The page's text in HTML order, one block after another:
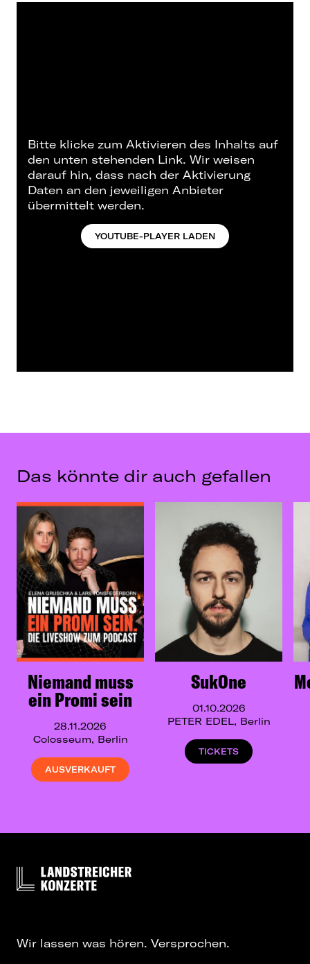
Bitte klicke zum Aktivieren des Inhalts auf
den unten stehenden Link. Wir weisen
darauf hin, dass nach der Aktivierung
Daten an den jeweiligen Anbieter
übermittelt werden.
YOUTUBE-PLAYER LADEN
Das könnte dir auch gefallen
Niemand muss
ein Promi sein
28.11.2026
Colosseum, Berlin
AUSVERKAUFT
SukOne
01.10.2026
PETER EDEL, Berlin
TICKETS
Wir lassen was hören. Versprochen.